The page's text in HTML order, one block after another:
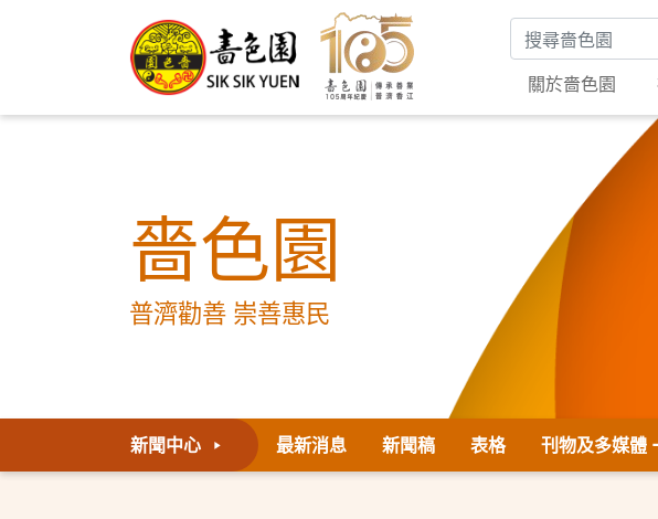
搜尋關鍵字
關於嗇色園
嗇色園
普濟勸善 崇善惠民
新聞中心 最新消息 新聞稿 表格 刊物及多媒體